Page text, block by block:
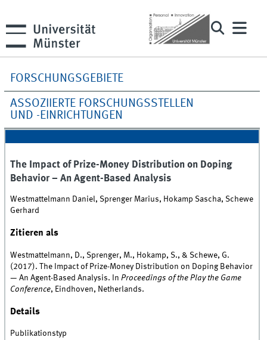
FORSCHUNGSGEBIETE
ASSOZIIERTE FORSCHUNGSSTELLEN
UND -EINRICHTUNGEN
The Impact of Prize-Money Distribution on Doping
Behavior – An Agent-Based Analysis
Westmattelmann Daniel, Sprenger Marius, Hokamp Sascha, Schewe
Gerhard
Zitieren als
Westmattelmann, D., Sprenger, M., Hokamp, S., & Schewe, G.
(2017). The Impact of Prize-Money Distribution on Doping Behavior
— An Agent-Based Analysis. In Proceedings of the Play the Game
Conference, Eindhoven, Netherlands.
Details
Publikationstyp